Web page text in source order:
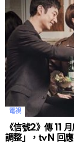
電視
《信號2》傳 11
調整」，tvN 回